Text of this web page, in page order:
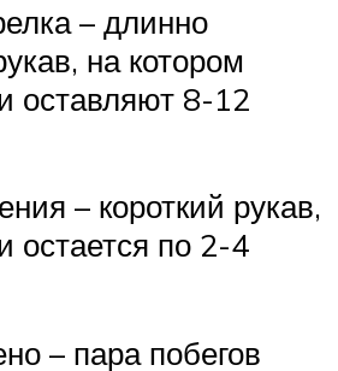
– длинно
на котором
оставляют 8-12
– короткий рукав,
остается по 2-4
– пара побегов